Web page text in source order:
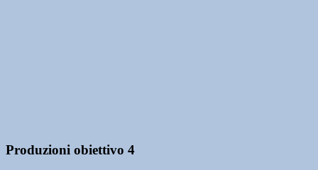
Produzioni obiettivo 4